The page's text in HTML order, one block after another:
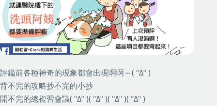
評鑑前各種神奇的現象都會出現啊啊～( ºΔº )
背不完的攻略抄不完的小抄
開不完的總複習會議( ºΔº )( ºΔº )( ºΔº )( ºΔº )